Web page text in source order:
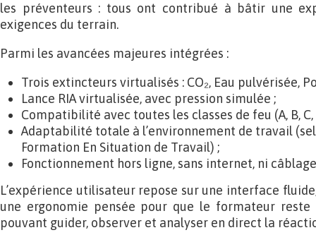
les préventeurs : tous ont contribué à bâtir une
exigences du terrain.
Parmi les avancées majeures intégrées :
Trois extincteurs virtualisés : CO₂, Eau pulvérisée,
Lance RIA virtualisée, avec pression simulée ;
Compatibilité avec toutes les classes de feu (A, B, C,
Adaptabilité totale à l’environnement de travail
Formation En Situation de Travail) ;
Fonctionnement hors ligne, sans internet, ni
L’expérience utilisateur repose sur une interface
une ergonomie pensée pour que le formateur
pouvant guider, observer et analyser en direct la